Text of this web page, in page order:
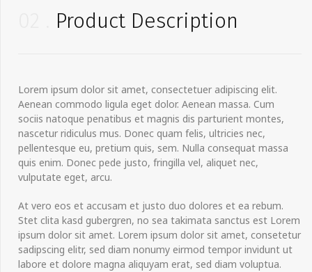
Product Description
Lorem ipsum dolor sit amet, consectetuer adipiscing elit.
Aenean commodo ligula eget dolor. Aenean massa. Cum
sociis natoque penatibus et magnis dis parturient montes,
nascetur ridiculus mus. Donec quam felis, ultricies nec,
pellentesque eu, pretium quis, sem. Nulla consequat massa
quis enim. Donec pede justo, fringilla vel, aliquet nec,
vulputate eget, arcu.
At vero eos et accusam et justo duo dolores et ea rebum.
Stet clita kasd gubergren, no sea takimata sanctus est Lorem
ipsum dolor sit amet. Lorem ipsum dolor sit amet, consetetur
sadipscing elitr, sed diam nonumy eirmod tempor invidunt ut
labore et dolore magna aliquyam erat, sed diam voluptua.